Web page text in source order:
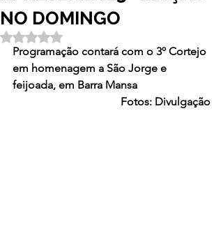
NO DOMINGO
Avaliado com NaN de 5 estrelas.
Programação contará com o 3º Cortejo
em homenagem a São Jorge e
feijoada, em Barra Mansa
Fotos: Divulgação